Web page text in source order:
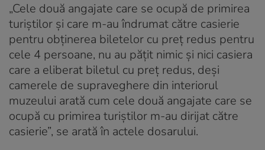
„Cele două angajate care se ocupă de primirea
turiştilor şi care m-au îndrumat către casierie
pentru obţinerea biletelor cu preţ redus pentru
cele 4 persoane, nu au păţit nimic şi nici casiera
care a eliberat biletul cu preţ redus, deşi
camerele de supraveghere din interiorul
muzeului arată cum cele două angajate care se
ocupă cu primirea turiştilor m-au dirijat către
casierie”, se arată în actele dosarului.